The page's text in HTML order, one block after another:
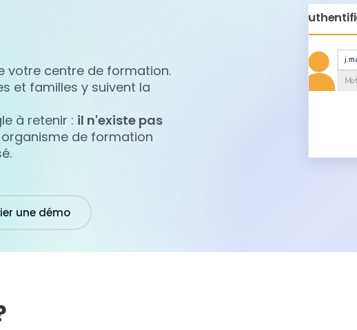
votre centre de formation.
et familles y suivent la
à retenir : il n'existe pas
organisme de formation
une démo